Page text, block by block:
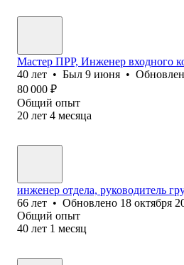
Мастер ПРР, Инженер входного
40 лет • Был 9 июня •
80 000 ₽
Общий опыт
20 лет 4 месяца
инженер отдела, руководитель
66 лет • Обновлено 18 октября
Общий опыт
40 лет 1 месяц